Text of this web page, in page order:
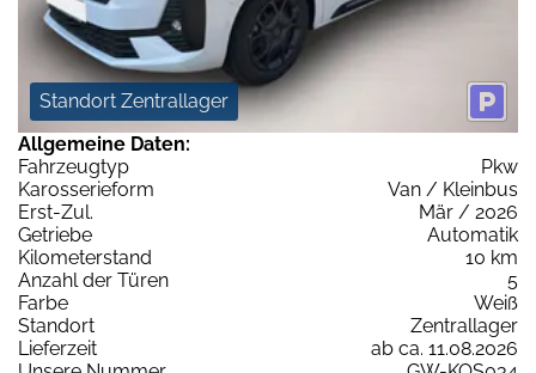
Standort Zentrallager
Allgemeine Daten:
Fahrzeugtyp
Pkw
Karosserieform
Van / Kleinbus
Erst-Zul.
Mär / 2026
Getriebe
Automatik
Kilometerstand
10 km
Anzahl der Türen
5
Farbe
Weiß
Standort
Zentrallager
Lieferzeit
ab ca. 11.08.2026